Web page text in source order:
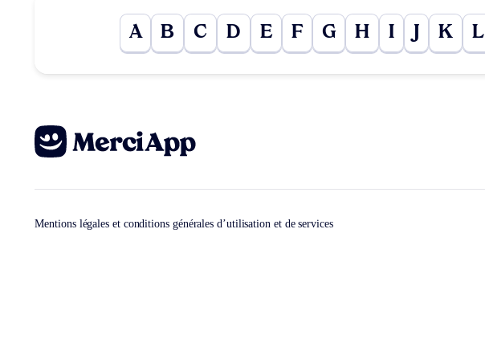
A B C D E F G H I K L
Mentions légales et conditions générales d’utilisation et de services